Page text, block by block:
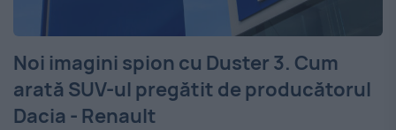
Noi imagini spion cu Duster 3. Cum
arată SUV-ul pregătit de producătorul
Dacia - Renault